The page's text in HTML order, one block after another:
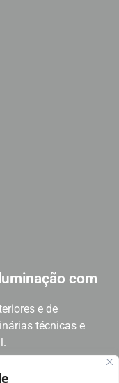
com
e de
técnicas e